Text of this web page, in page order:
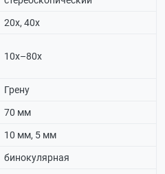
20х, 40х
10х–80х
Грену
70 мм
10 мм, 5 мм
бинокулярная